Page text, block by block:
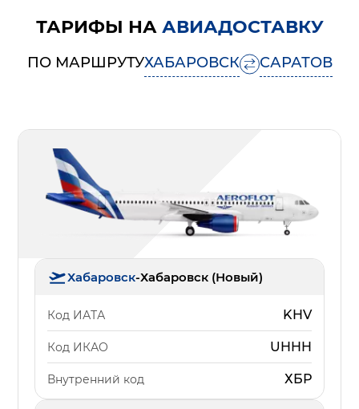
ТАРИФЫ НА АВИАДОСТАВКУ
ПО МАРШРУТУХАБАРОВСК САРАТОВ
Хабаровск-Хабаровск (Новый)
Код ИАТА KHV
Код ИКАО UHHH
Внутренний код ХБР